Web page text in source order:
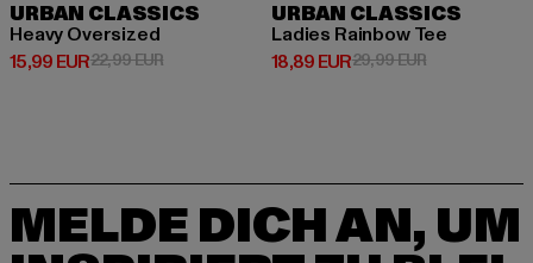
URBAN CLASSICS
Heavy Oversized
15,99 EUR
Derzeitiger Preis: 15,99 EUR
22,99 EURAktionspreis: 22,99 EUR
URBAN CLASSICS
Ladies Rainbow Tee
18,89 EUR
Derzeitiger Preis: 18,89 EUR
29,99 EURAktionspreis:
MELDE DICH AN, UM